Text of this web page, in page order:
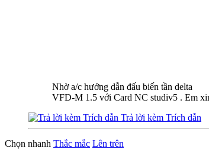
Nhờ a/c hướng dẫn đấu biến tần delta
VFD-M 1.5 với Card NC studiv5 . Em
Trả lời kèm Trích dẫn
Chọn nhanh Thắc mắc Lên trên